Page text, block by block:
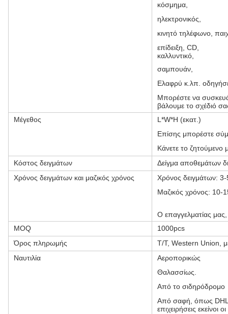
κόσμημα,
ηλεκτρονικός,
κινητό τηλέφωνο,
επίδειξη, CD,
καλλυντικό,
σαμπουάν,
Ελαφρύ κ.λπ.
Μπορέστε να
βάλουμε το σχέδιό
Μέγεθος
L*W*H (εκατ.)
Επίσης μπορέστε
Κάνετε το ζητούμενο
Κόστος δειγμάτων
Δείγμα αποθεμάτων
Χρόνος δειγμάτων και μαζικός χρόνος
Χρόνος δειγμάτων:
Μαζικός χρόνος: 10-
Ο επαγγελματίας
MOQ
1000pcs
Όρος πληρωμής
T/T, Western Union,
Ναυτιλία
Αεροπορικώς
Θαλασσίως.
Από το σιδηρόδρομο
Από σαφή, όπως DHL,
επιχειρήσεις